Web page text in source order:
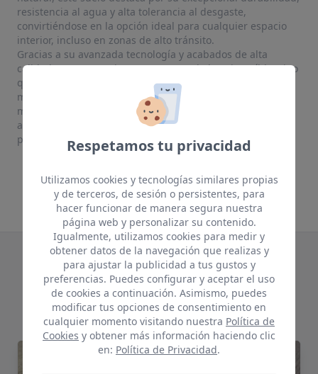
resistencia al agua y alta tolerancia al desgaste,
convirtiéndose en la opción ideal para cualquier espacio
interior, incluso en zonas de alto tránsito.
Gracias a su avanzada tecnología y acabados de alta
calidad, nuestro pavimento SPC no solo luce increíble, sino
que también ofrece una instalación sencilla y un
mantenimiento mínimo. Disfruta de un suelo que
mantiene su apariencia impecable con el paso del tiempo,
aportando estilo y confort a tu hogar con la máxima
practicidad.
Te puede interesar
Productos relacionados
Perfil de dilatación Tajinaste
Respetamos tu privacidad
Utilizamos cookies y tecnologías similares propias
y de terceros, de sesión o persistentes, para
hacer funcionar de manera segura nuestra
página web y personalizar su contenido.
Igualmente, utilizamos cookies para medir y
obtener datos de la navegación que realizas y
para ajustar la publicidad a tus gustos y
preferencias. Puedes configurar y aceptar el uso
de cookies a continuación. Asimismo, puedes
modificar tus opciones de consentimiento en
cualquier momento visitando nuestra Política de
Cookies y obtener más información haciendo clic
en: Política de Privacidad.